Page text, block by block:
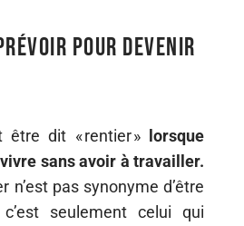
pour devenir
être dit « rentier » lorsque
sans avoir à travailler.
n’est pas synonyme d’être
seulement celui qui